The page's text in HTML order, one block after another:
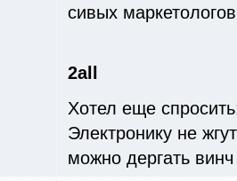
сивых маркетологов
2all
Хотел еще
Электронику не
можно дергать